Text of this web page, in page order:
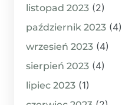
listopad 2023 (2)
październik 2023 (4)
wrzesień 2023 (4)
sierpień 2023 (4)
lipiec 2023 (1)